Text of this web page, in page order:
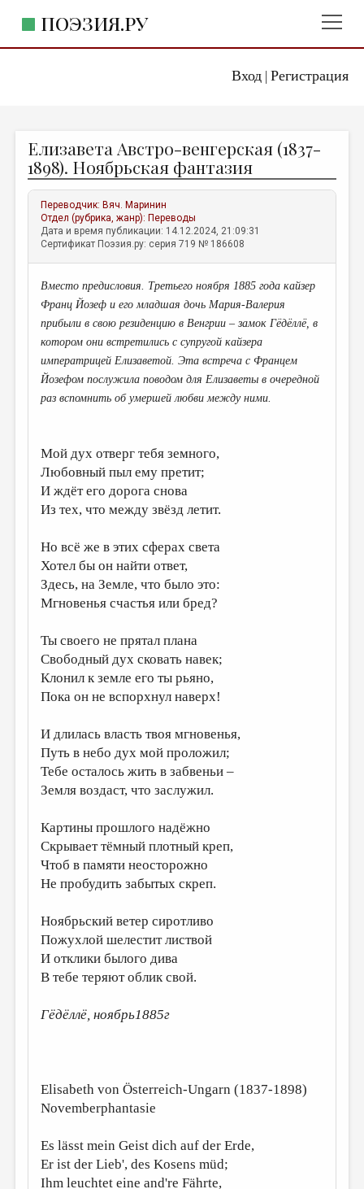
Вход| Регистрация
ПОЭЗИЯ.РУ
ЖАНРЫ
АВТОРЫ
КОММЕНТАРИИ
ЛИТСАЛОН
ПРАВИЛА САЙТА
ИЗБРАННОЕ
ДАЙДЖЕСТ
ПЕРЕВОДЫ
КОНКУРСЫ
ДЕТСКАЯ КОМНАТА
ОБЗОР ЛИТЕРАТУРЫ
СТРАНИЦЫ ПАМЯТИ
КОЛОНКА РЕДАКТОРА
РЕДКОЛЛЕГИЯ
ОТ РЕДАКЦИИ
МАЛАЯ ПРОЗА
ЭССЕИСТИКА
ЛИТЕРАТУРОВЕДЕНИЕ
КУЛЬТУРОВЕДЕНИЕ
ПУБЛИЦИСТИКА
РЕЦЕНЗИРОВАНИЕ
ТРЕДИАКОВСКИЙ
МЕДИА
Елизавета Австро-венгерская (1837-
1898). Ноябрьская фантазия
Переводчик: Вяч. Маринин
Отдел (рубрика, жанр): Переводы
Дата и время публикации: 14.12.2024, 21:09:31
Сертификат Поэзия.ру: серия 719 № 186608
Вместо предисловия. Третьего ноября 1885 года кайзер
Франц Йозеф и его младшая дочь Мария-Валерия
прибыли в свою резиденцию в Венгрии – замок Гёдёллё, в
котором они встретились с супругой кайзера
императрицей Елизаветой. Эта встреча с Францем
Йозефом послужила поводом для Елизаветы в очередной
раз вспомнить об умершей любви между ними.
Мой дух отверг тебя земного,
Любовный пыл ему претит;
И ждёт его дорога снова
Из тех, что между звёзд летит.
Но всё же в этих сферах света
Хотел бы он найти ответ,
Здесь, на Земле, что было это:
Мгновенья счастья или бред?
Ты своего не прятал плана
Свободный дух сковать навек;
Клонил к земле его ты рьяно,
Пока он не вспорхнул наверх!
И длилась власть твоя мгновенья,
Путь в небо дух мой проложил;
Тебе осталось жить в забвеньи –
Земля воздаст, что заслужил.
Картины прошлого надёжно
Скрывает тёмный плотный креп,
Чтоб в памяти неосторожно
Не пробудить забытых скреп.
Ноябрьский ветер сиротливо
Пожухлой шелестит листвой
И отклики былого дива
В тебе теряют облик свой.
Гёдёллё, ноябрь1885г
Elisabeth von Österreich-Ungarn (1837-1898)
Novemberphantasie
Es lässt mein Geist dich auf der Erde,
Er ist der Lieb', des Kosens müd;
Ihm leuchtet eine and're Fährte,